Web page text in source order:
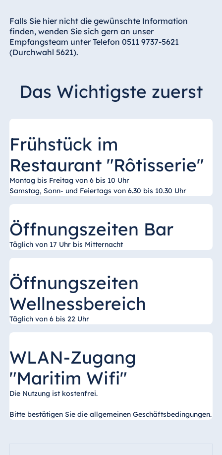
Hotel Bremen
Hotel Darmstadt
Hotel Dresden
Hotel Frankfurt
Hotel am
Fulda
Hannover
Hotel Ingolstadt
Hotel Bellevue
Kiel
Königswinter
Hotel Magdeburg
Hotel München
Seehotel
Timmendorfer
Strand
TitiseeHotel
Titisee-Neustadt
Strandhotel
Travemünde
Hotel Ulm
Star-Apart Hansa
Hotel Würzburg
Falls Sie hier nicht die gewünschte Information
finden, wenden Sie sich gern an unser
Empfangsteam unter Telefon 0511 9737-5621
(Durchwahl 5621).
Das Wichtigste zuerst
Frühstück im
Restaurant "Rôtisserie"
Montag bis Freitag von 6 bis 10 Uhr
Samstag, Sonn- und Feiertags von 6.30 bis 10.30 Uhr
Öffnungszeiten Bar
Täglich von 17 Uhr bis Mitternacht
Öffnungszeiten
Wellnessbereich
Täglich von 6 bis 22 Uhr
WLAN-Zugang
"Maritim Wifi"
Die Nutzung ist kostenfrei.
Bitte bestätigen Sie die allgemeinen Geschäftsbedingungen.